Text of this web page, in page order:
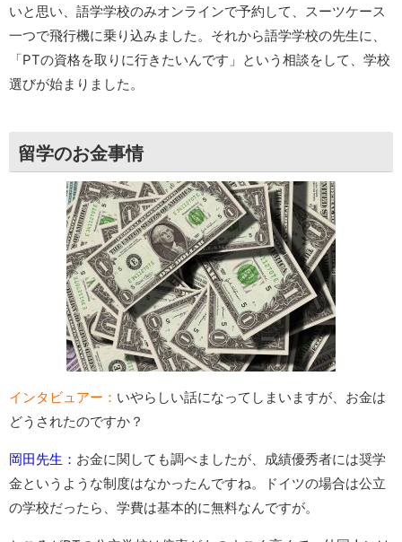
いと思い、語学学校のみオンラインで予約して、スーツケース
一つで飛行機に乗り込みました。それから語学学校の先生に、
「PTの資格を取りに行きたいんです」という相談をして、学校
選びが始まりました。
留学のお金事情
インタビュアー： いやらしい話になってしまいますが、お金は
どうされたのですか？
岡田先生： お金に関しても調べましたが、成績優秀者には奨学
金というような制度はなかったんですね。ドイツの場合は公立
の学校だったら、学費は基本的に無料なんですが。